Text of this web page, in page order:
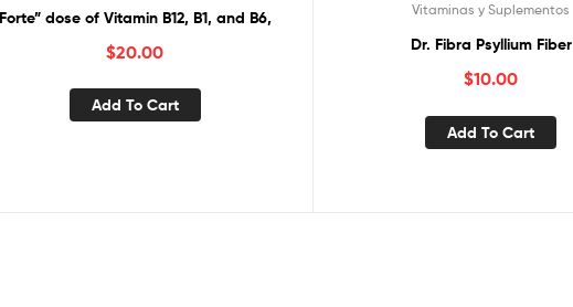
Forte” dose of Vitamin B12, B1, and B6,
$20.00
Add To Cart
Vitaminas y Suplementos
Dr. Fibra Psyllium Fiber
$10.00
Add To Cart